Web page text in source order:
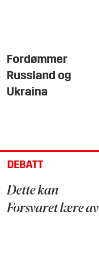
Fordømmer
Russland og
Ukraina
DEBATT
Dette kan
Forsvaret lære av